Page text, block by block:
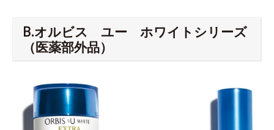
B.オルビス ユー ホワイトシリーズ
（医薬部外品）